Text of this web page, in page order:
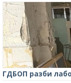
ГДБОП разби